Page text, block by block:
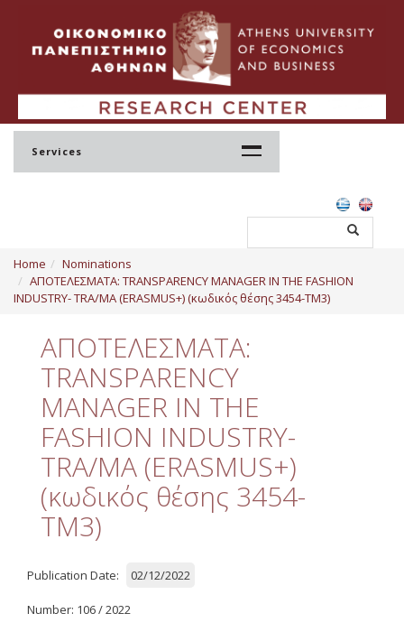
Services
Profile
Regulation
Administration
Staff
Quality
ETHICS
Useful Links
Management
Meetings
Management Guide
Home
Nominations
ΑΠΟΤΕΛΕΣΜΑΤΑ: TRANSPARENCY MANAGER IN THE FASHION
INDUSTRY- TRA/MA (ERASMUS+) (κωδικός θέσης 3454-TM3)
ΑΠΟΤΕΛΕΣΜΑΤΑ:
TRANSPARENCY
MANAGER IN THE
FASHION INDUSTRY-
TRA/MA (ERASMUS+)
(κωδικός θέσης 3454-
TM3)
Publication Date: 02/12/2022
Number: 106 / 2022